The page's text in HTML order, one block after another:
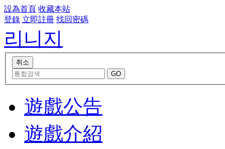
設為首頁 收藏本站
登錄 立即註冊 找回密碼
리니지
遊戲公告
遊戲介紹